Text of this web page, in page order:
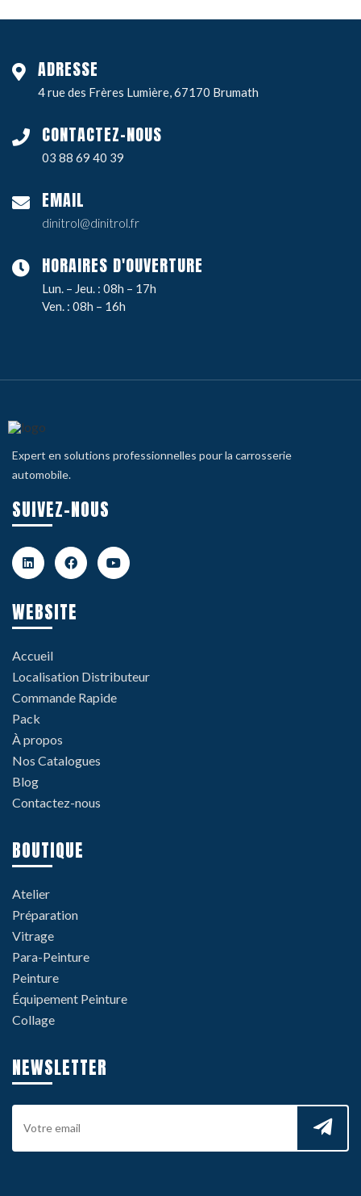
ADRESSE
4 rue des Frères Lumière, 67170 Brumath
CONTACTEZ-NOUS
03 88 69 40 39
EMAIL
dinitrol@dinitrol.fr
HORAIRES D'OUVERTURE
Lun. – Jeu. : 08h – 17h
Ven. : 08h – 16h
Expert en solutions professionnelles pour la carrosserie
automobile.
SUIVEZ-NOUS
WEBSITE
Accueil
Localisation Distributeur
Commande Rapide
Pack
À propos
Nos Catalogues
Blog
Contactez-nous
BOUTIQUE
Atelier
Préparation
Vitrage
Para-Peinture
Peinture
Équipement Peinture
Collage
NEWSLETTER